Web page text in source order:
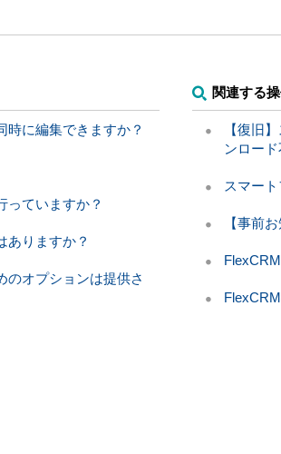
時に編集できますか？
っていますか？
ありますか？
のオプションは提供さ
関連する
【復旧
ンロー
スマー
【事前